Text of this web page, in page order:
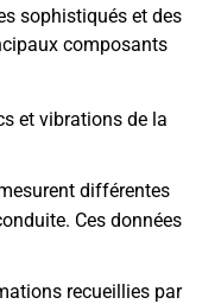
sophistiqués et des
composants
et vibrations de la
différentes
Ces données
recueillies par